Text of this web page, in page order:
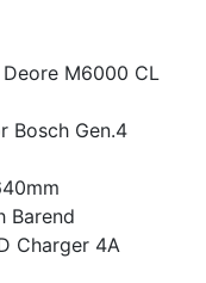
M6000 CL
Bosch Gen.4
Barend
Charger 4A